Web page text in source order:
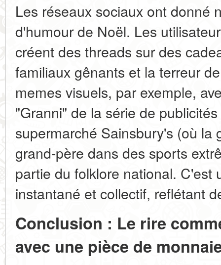
Les réseaux sociaux ont donné
d'humour de Noël. Les
créent des threads sur des
familiaux gênants et la terreur
memes visuels, par exemple,
"Granni" de la série de
supermarché Sainsbury's (où la
grand-père dans des sports
partie du folklore national. C'est
instantané et collectif, reflétant
Conclusion : Le rire
avec une pièce de